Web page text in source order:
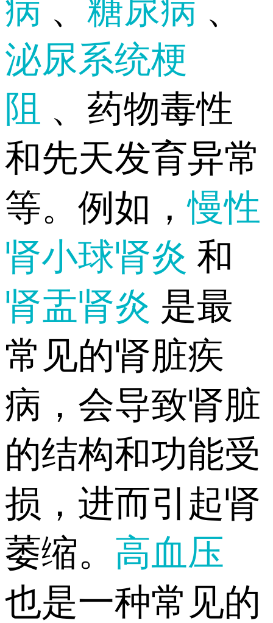
病 、 糖尿病 、
泌尿系统梗
阻 、药物毒性
和先天发育异常
等。例如，慢性
肾小球肾炎 和
肾盂肾炎 是最
常见的肾脏疾
病，会导致肾脏
的结构和功能受
损，进而引起肾
萎缩。 高血压
也是一种常见的